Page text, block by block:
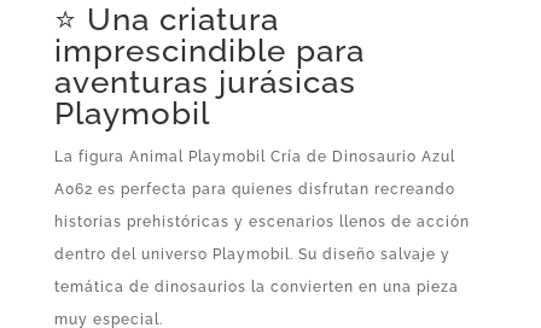
⭐ Una criatura
imprescindible para
aventuras jurásicas
Playmobil
La figura Animal Playmobil Cría de Dinosaurio Azul
A062 es perfecta para quienes disfrutan recreando
historias prehistóricas y escenarios llenos de acción
dentro del universo Playmobil. Su diseño salvaje y
temática de dinosaurios la convierten en una pieza
muy especial.